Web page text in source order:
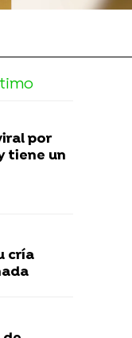
por
tiene un
cría